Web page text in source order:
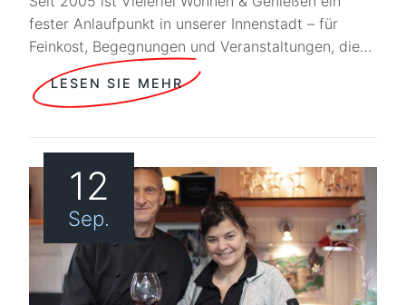
fester Anlaufpunkt in unserer Innenstadt – für
Feinkost, Begegnungen und Veranstaltungen, die…
LESEN SIE MEHR
12
Sep.